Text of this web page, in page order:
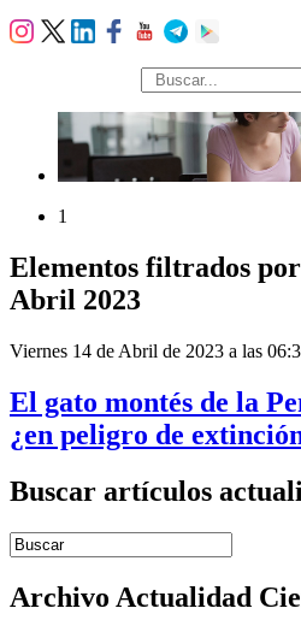
búsqueda
1
Elementos filtrados
Abril 2023
Viernes 14 de Abril de 2023 a las
El gato montés de la
¿en peligro de
Buscar artículos
Introduce términos de búsqueda
Archivo Actualidad